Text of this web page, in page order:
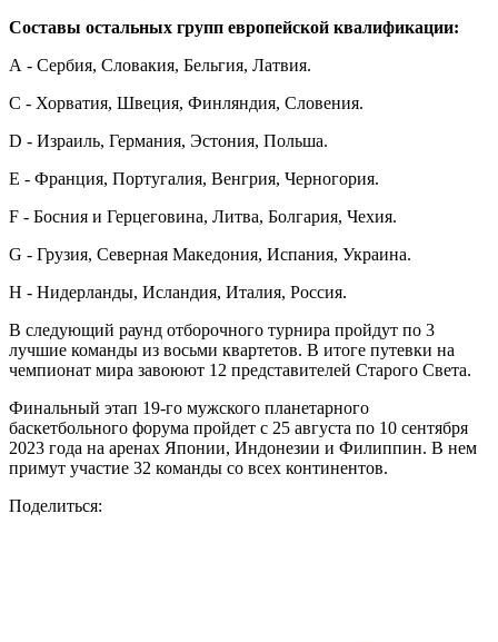
Составы остальных групп европейской квалификации:
А - Сербия, Словакия, Бельгия, Латвия.
С - Хорватия, Швеция, Финляндия, Словения.
D - Израиль, Германия, Эстония, Польша.
Е - Франция, Португалия, Венгрия, Черногория.
F - Босния и Герцеговина, Литва, Болгария, Чехия.
G - Грузия, Северная Македония, Испания, Украина.
Н - Нидерланды, Исландия, Италия, Россия.
В следующий раунд отборочного турнира пройдут по 3
лучшие команды из восьми квартетов. В итоге путевки на
чемпионат мира завоюют 12 представителей Старого Света.
Финальный этап 19-го мужского планетарного
баскетбольного форума пройдет с 25 августа по 10 сентября
2023 года на аренах Японии, Индонезии и Филиппин. В нем
примут участие 32 команды со всех континентов.
Поделиться: